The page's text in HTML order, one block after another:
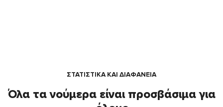
ΣΤΑΤΙΣΤΙΚΑ ΚΑΙ ΔΙΑΦΑΝΕΙΑ
Όλα τα νούμερα είναι προσβάσιμα για